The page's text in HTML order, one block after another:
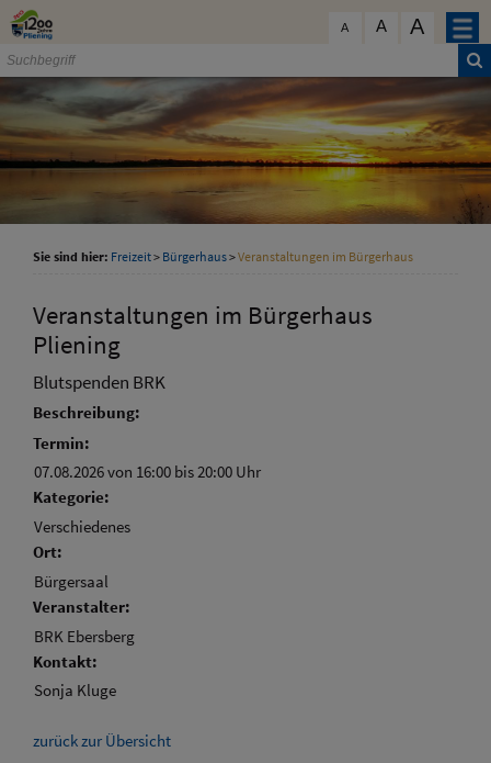
Zum Inhalt
A A A
Sie sind hier: Freizeit> Bürgerhaus>Veranstaltungen im Bürgerhaus
Veranstaltungen im Bürgerhaus
Pliening
Blutspenden BRK
Beschreibung:
Termin:
07.08.2026 von 16:00 bis 20:00 Uhr
Kategorie:
Verschiedenes
Ort:
Bürgersaal
Veranstalter:
BRK Ebersberg
Kontakt:
Sonja Kluge
zurück zur Übersicht
schließen